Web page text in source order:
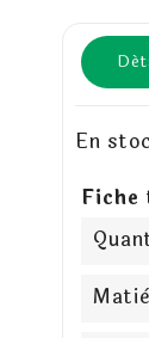
En
Fiche